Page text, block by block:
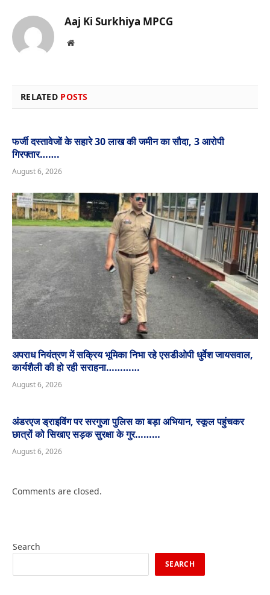
Aaj Ki Surkhiya MPCG
Website
RELATED POSTS
फर्जी दस्तावेजों के सहारे 30 लाख की जमीन का सौदा, 3 आरोपी
गिरफ्तार…….
August 6, 2026
अपराध नियंत्रण में सक्रिय भूमिका निभा रहे एसडीओपी धुर्वेश जायसवाल,
कार्यशैली की हो रही सराहना…………
August 6, 2026
अंडरएज ड्राइविंग पर सरगुजा पुलिस का बड़ा अभियान, स्कूल पहुंचकर
छात्रों को सिखाए सड़क सुरक्षा के गुर………
August 6, 2026
Comments are closed.
Search
SEARCH